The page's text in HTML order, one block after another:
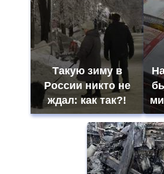
Такую зиму в
России никто не
ждал: как так?!